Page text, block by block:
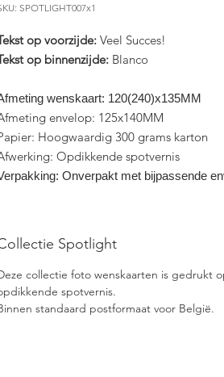
SPOTLIGHT007x1
op voorzijde: Veel Succes!
op binnenzijde: Blanco
wenskaart: 120(240)x135MM
envelop: 125x140MM
Hoogwaardig 300 grams karton
Opdikkende spotvernis
Onverpakt met bijpassende
Spotlight
collectie foto wenskaarten is gedrukt
spotvernis.
standaard postformaat voor België.